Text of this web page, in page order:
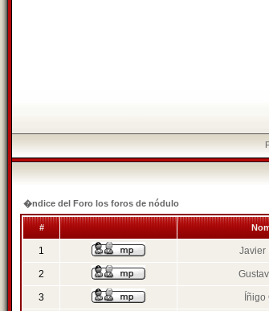
�ndice del Foro los foros de nódulo
#
1 Javier
2
3